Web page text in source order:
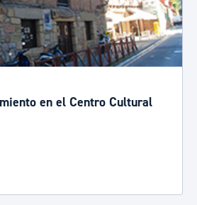
en el Centro Cultural